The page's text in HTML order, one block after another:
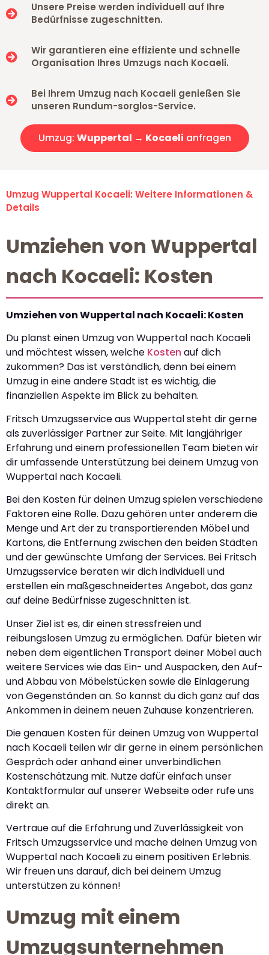
Unsere Preise werden individuell auf Ihre
Bedürfnisse zugeschnitten.
Wir garantieren eine effiziente und schnelle
Organisation Ihres Umzugs nach Kocaeli.
Bei Ihrem Umzug nach Kocaeli genießen Sie
unseren Rundum-sorglos-Service.
Umzug: Wuppertal → Kocaeli anfragen
Umzug Wuppertal Kocaeli: Weitere Informationen &
Details
Umziehen von Wuppertal
nach Kocaeli: Kosten
Umziehen von Wuppertal nach Kocaeli: Kosten
Du planst einen Umzug von Wuppertal nach Kocaeli
und möchtest wissen, welche Kosten auf dich
zukommen? Das ist verständlich, denn bei einem
Umzug in eine andere Stadt ist es wichtig, die
finanziellen Aspekte im Blick zu behalten.
Fritsch Umzugsservice aus Wuppertal steht dir gerne
als zuverlässiger Partner zur Seite. Mit langjähriger
Erfahrung und einem professionellen Team bieten wir
dir umfassende Unterstützung bei deinem Umzug von
Wuppertal nach Kocaeli.
Bei den Kosten für deinen Umzug spielen verschiedene
Faktoren eine Rolle. Dazu gehören unter anderem die
Menge und Art der zu transportierenden Möbel und
Kartons, die Entfernung zwischen den beiden Städten
und der gewünschte Umfang der Services. Bei Fritsch
Umzugsservice beraten wir dich individuell und
erstellen ein maßgeschneidertes Angebot, das ganz
auf deine Bedürfnisse zugeschnitten ist.
Unser Ziel ist es, dir einen stressfreien und
reibungslosen Umzug zu ermöglichen. Dafür bieten wir
neben dem eigentlichen Transport deiner Möbel auch
weitere Services wie das Ein- und Auspacken, den Auf-
und Abbau von Möbelstücken sowie die Einlagerung
von Gegenständen an. So kannst du dich ganz auf das
Ankommen in deinem neuen Zuhause konzentrieren.
Die genauen Kosten für deinen Umzug von Wuppertal
nach Kocaeli teilen wir dir gerne in einem persönlichen
Gespräch oder anhand einer unverbindlichen
Kostenschätzung mit. Nutze dafür einfach unser
Kontaktformular auf unserer Webseite oder rufe uns
direkt an.
Vertraue auf die Erfahrung und Zuverlässigkeit von
Fritsch Umzugsservice und mache deinen Umzug von
Wuppertal nach Kocaeli zu einem positiven Erlebnis.
Wir freuen uns darauf, dich bei deinem Umzug
unterstützen zu können!
Umzug mit einem
Umzugsunternehmen